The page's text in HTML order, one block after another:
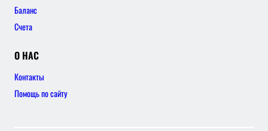
Баланс
Счета
О НАС
Контакты
Помощь по сайту